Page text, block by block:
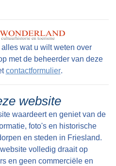
door een stormvloed,
Het voetpad van
is de enige
onbegaanbaar.
belangrijkste
Easthimmerwei wordt
brug in
vervangen door een
wat u wilt weten over
met de beheerder van deze
contactformulier.
website
waardeert en geniet van de
foto's en historische
en steden in Friesland.
volledig draait op
en geen commerciële en